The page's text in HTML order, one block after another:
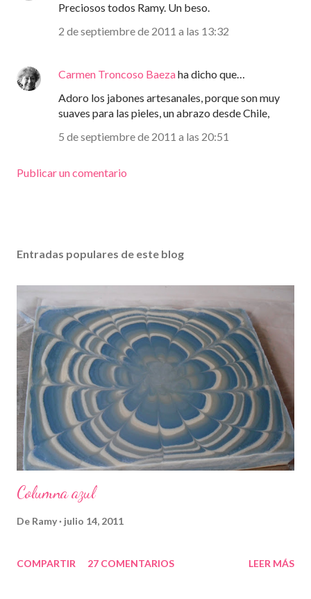
Preciosos todos Ramy. Un beso.
2 de septiembre de 2011 a las 13:32
Carmen Troncoso Baezaha dicho que…
Adoro los jabones artesanales, porque son muy
suaves para las pieles, un abrazo desde Chile,
5 de septiembre de 2011 a las 20:51
Publicar un comentario
Entradas populares de este blog
Columna azul
De Ramy julio 14, 2011
COMPARTIR 27 COMENTARIOS LEER MÁS